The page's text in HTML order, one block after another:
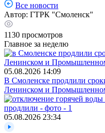
Все новости
Автор: ГТРК "Смоленск"
1130 просмотров
Главное за неделю
05.08.2026 14:09
В Смоленске продлили
Ленинском и
05.08.2026 23:34